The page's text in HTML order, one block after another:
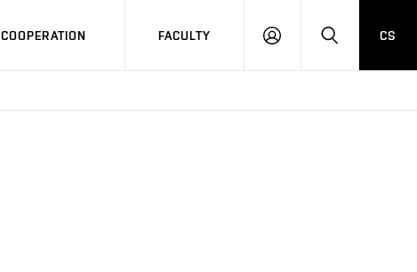
COOPERATION FACULTY
LOG
SEARCH
CS